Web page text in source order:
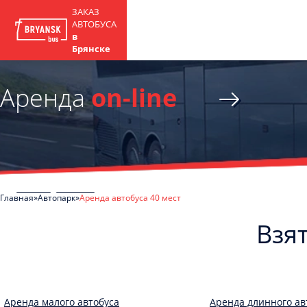
ЗАКАЗ
АВТОБУСА
в
Брянске
Арендаon-line
Главная Автопарк Аренда автобуса 40 мест
Аренда малого автобуса Аренда длинного